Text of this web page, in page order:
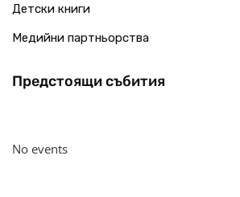
Детски книги
Медийни партньорства
Предстоящи събития
No events